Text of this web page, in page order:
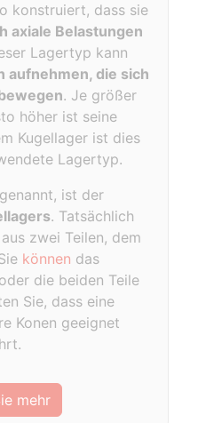
konstruiert, dass sie
axiale Belastungen
Lagertyp kann
aufnehmen, die sich
. Je größer
höher ist seine
Kugellager ist dies
Lagertyp.
ist der
. Tatsächlich
zwei Teilen, dem
können das
die beiden Teile
Sie, dass eine
Konen geeignet
mehr